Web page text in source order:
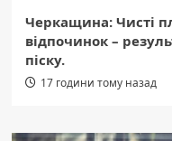
Черкащина: Чисті
відпочинок –
піску.
17 години тому назад